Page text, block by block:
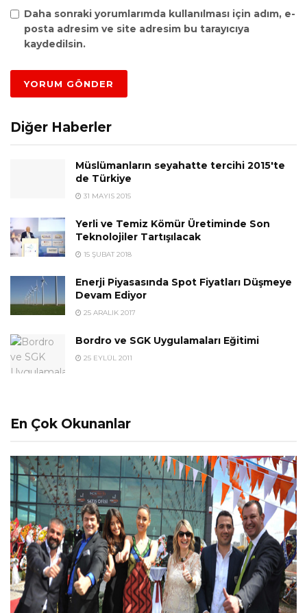
Daha sonraki yorumlarımda kullanılması için adım, e-
posta adresim ve site adresim bu tarayıcıya
kaydedilsin.
Diğer Haberler
Müslümanların seyahatte tercihi 2015'te
de Türkiye
31 MAYIS 2015
Yerli ve Temiz Kömür Üretiminde Son
Teknolojiler Tartışılacak
15 ŞUBAT 2018
Enerji Piyasasında Spot Fiyatları Düşmeye
Devam Ediyor
25 ARALIK 2017
Bordro ve SGK Uygulamaları Eğitimi
25 EYLÜL 2011
En Çok Okunanlar